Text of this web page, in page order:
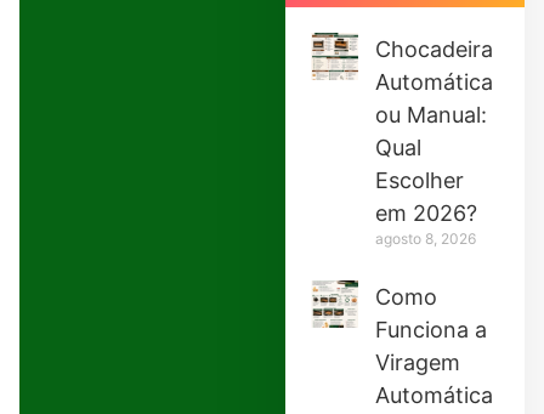
Chocadeira
Automática
ou Manual:
Qual
Escolher
em 2026?
agosto 8, 2026
Como
Funciona a
Viragem
Automática